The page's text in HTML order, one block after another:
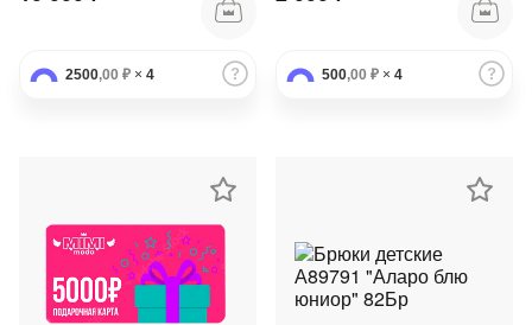
2500,00 ₽ × 4 500,00 ₽ × 4